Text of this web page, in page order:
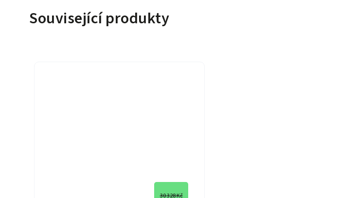
Související produkty
30 328 Kč